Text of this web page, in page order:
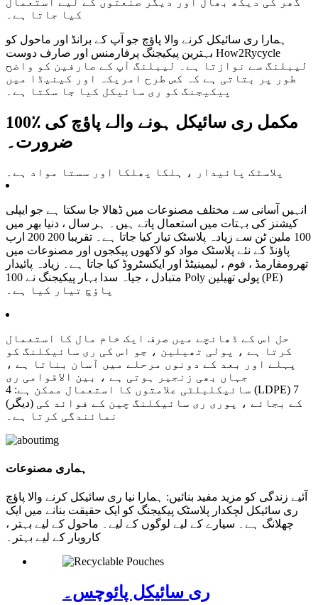
کیا جاتا ہے۔
ہمارا ری سائیکل کرنے والا پاؤچ جو آپ کے برانڈ اور ماحول کو
بہترین پیکیجنگ پرفارمنس اور صارف دوست How2Rycycle
لیبلنگ سے نوازتا ہے۔ لیبلنگ آپ کے صارفین کو واضح
طور پر بتاتی ہے کہ کس طرح امریکہ اور کینیڈا میں
پیکیجنگ کو ری سائیکل کیا جا سکتا ہے۔
100٪ مکمل ری سائیکل ہونے والے پاؤچ کی
ضرورت۔
پلاسٹک پائیدار ، ہلکا پھلکا اور سستا مواد ہے۔
انہیں آسانی سے مختلف مصنوعات میں ڈھالا جا سکتا ہے جو ایپلی
کیشنز کی بہتات میں استعمال پاتے ہیں۔ ہر سال ، دنیا بھر میں
100 ملین ٹن سے زیادہ پلاسٹک تیار کیا جاتا ہے۔ تقریبا 200 200 ارب
پاؤنڈ کے نئے پلاسٹک مواد کو لاکھوں پیکجوں اور مصنوعات میں
تھرومفارمڈ ، فوم ، لیمینیٹڈ اور ایکسٹروڈ کیا جاتا ہے۔ زیادہ پائیدار
متبادل ، جیاہ سدا بہار پیکیجنگ نے 100 Poly پولی تھیلین (PE)
پاؤچ تیار کیا ہے۔
حل اس کے ڈھانچے میں صرف ایک خام مال کا استعمال
کرتا ہے ، پولی تھیلین ، جو اس کی ری سائیکلنگ کو
پہلے اور بعد کے دونوں مرحلے میں آسان بناتا ہے ،
جہاں بھی زنجیر ہوتی ہے ، بین الاقوامی ری
سائیکلبلٹی علامتوں کا استعمال ممکن ہے: 4 (LDPE) 7
(دیگر) کے بجائے ، پوری ری سائیکلنگ چین کے فوائد کی
نمائندگی کرتا ہے۔
ہماری مصنوعات
آئیے زندگی کو مزید مفید بنائیں: ہمارا نیا ری سائیکل کرنے والا پاؤچ
ری سائیکل لچکدار پلاسٹک پیکیجنگ کو ایک حقیقت بنانے میں ایک
چھلانگ ہے۔ سیارے کے لیے لوگوں کے لیے۔ ماحول کے لیے بہتر ،
کاروبار کے لیے بہتر۔
ری سائیکل پائوچس۔